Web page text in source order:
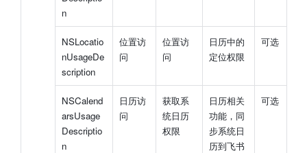
n
NSLocatio
nUsageDe
scription
位置访
问
位置访
问
日历中的
定位权限
可选
NSCalend
arsUsage
Descriptio
n
日历访
问
获取系
统日历
权限
日历相关
功能，同
步系统日
历到飞书
可选